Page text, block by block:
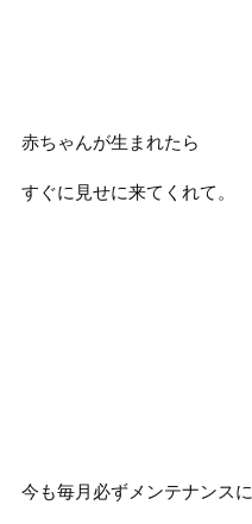
赤ちゃんが生まれたら
すぐに見せに来てくれて。
今も毎月必ずメンテナンスに